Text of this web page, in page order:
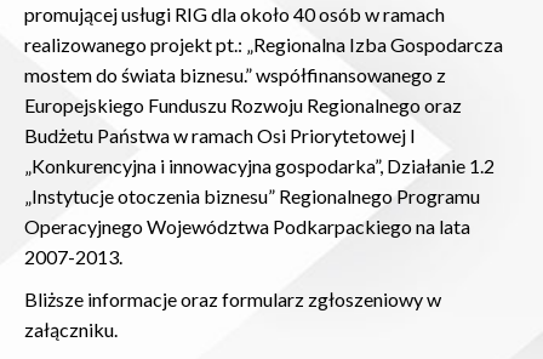
promującej usługi RIG dla około 40 osób w ramach
realizowanego projekt pt.: „Regionalna Izba Gospodarcza
mostem do świata biznesu.” współfinansowanego z
Europejskiego Funduszu Rozwoju Regionalnego oraz
Budżetu Państwa w ramach Osi Priorytetowej I
„Konkurencyjna i innowacyjna gospodarka”, Działanie 1.2
„Instytucje otoczenia biznesu” Regionalnego Programu
Operacyjnego Województwa Podkarpackiego na lata
2007-2013.
Bliższe informacje oraz formularz zgłoszeniowy w
załączniku.